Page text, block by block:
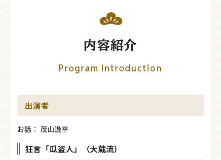
内容紹介
Program Introduction
出演者
お話： 茂山逸平
狂言「瓜盗人」（大蔵流）